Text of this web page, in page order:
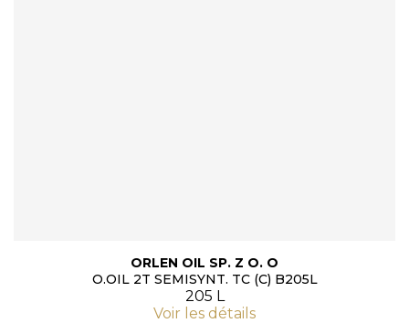
ORLEN OIL SP. Z O. O
O.OIL 2T SEMISYNT. TC (C) B205L
205 L
Voir les détails